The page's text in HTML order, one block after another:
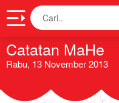
Cari
Catatan MaHe
Rabu, 13 November 2013